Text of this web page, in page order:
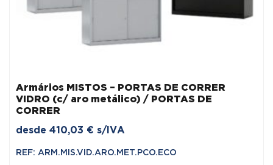
Armários MISTOS – PORTAS DE CORRER
VIDRO (c/ aro metálico) / PORTAS DE
CORRER
desde 410,03 € s/IVA
REF: ARM.MIS.VID.ARO.MET.PCO.ECO